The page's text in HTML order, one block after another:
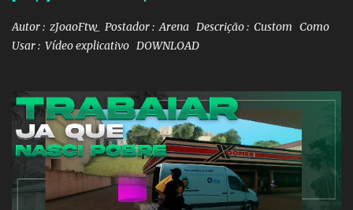
Autor : zJoaoFtw_ Postador : Arena Descrição : Custom Como
Usar : Vídeo explicativo DOWNLOAD